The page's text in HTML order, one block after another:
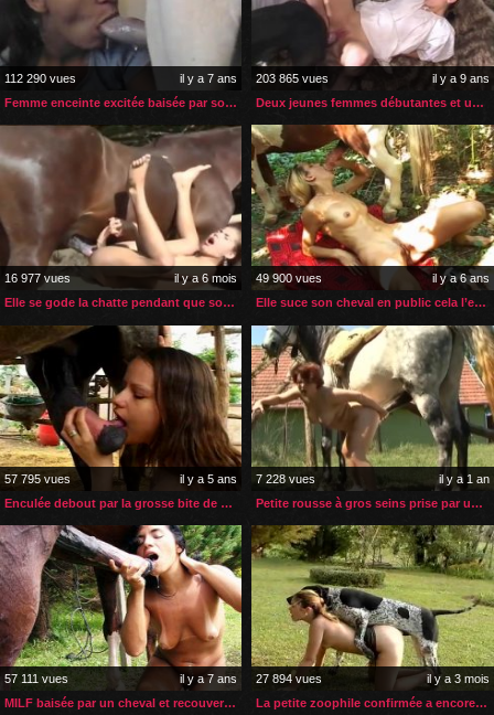
112 290 vues
il y a 7 ans
Femme enceinte excitée baisée par son chien
203 865 vues
il y a 9 ans
Deux jeunes femmes débutantes et un gros sexe de chien
16 977 vues
il y a 6 mois
Elle se gode la chatte pendant que son cheval la sodomise
49 900 vues
il y a 6 ans
Elle suce son cheval en public cela l’excite
57 795 vues
il y a 5 ans
Enculée debout par la grosse bite de son étalon préféré
7 228 vues
il y a 1 an
Petite rousse à gros seins prise par une grosse bite de cheval
57 111 vues
il y a 7 ans
MILF baisée par un cheval et recouverte de son sperme
27 894 vues
il y a 3 mois
La petite zoophile confirmée a encore besoin d’aide pour l’anal